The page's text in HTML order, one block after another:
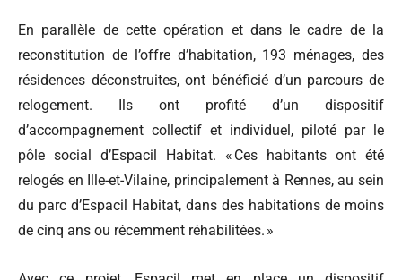
En parallèle de cette opération et dans le cadre de la
reconstitution de l’offre d’habitation, 193 ménages, des
résidences déconstruites, ont bénéficié d’un parcours de
relogement. Ils ont profité d’un dispositif
d’accompagnement collectif et individuel, piloté par le
pôle social d’Espacil Habitat. « Ces habitants ont été
relogés en Ille-et-Vilaine, principalement à Rennes, au sein
du parc d’Espacil Habitat, dans des habitations de moins
de cinq ans ou récemment réhabilitées. »